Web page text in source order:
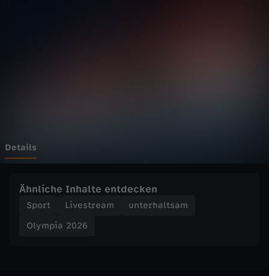
B
a
Details
Ähnliche Inhalte entdecken
Sport Livestream
unterhaltsam
Olympia 2026